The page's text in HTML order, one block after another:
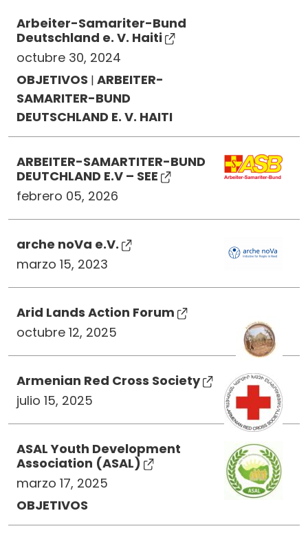
Arbeiter-Samariter-Bund
Deutschland e. V. Haiti
octubre 30, 2024
OBJETIVOS | ARBEITER-
SAMARITER-BUND
DEUTSCHLAND E. V. HAITI
ARBEITER-SAMARTITER-BUND
DEUTCHLAND E.V – SEE
febrero 05, 2026
arche noVa e.V.
marzo 15, 2023
Arid Lands Action Forum
octubre 12, 2025
Armenian Red Cross Society
julio 15, 2025
ASAL Youth Development
Association (ASAL)
marzo 17, 2025
OBJETIVOS